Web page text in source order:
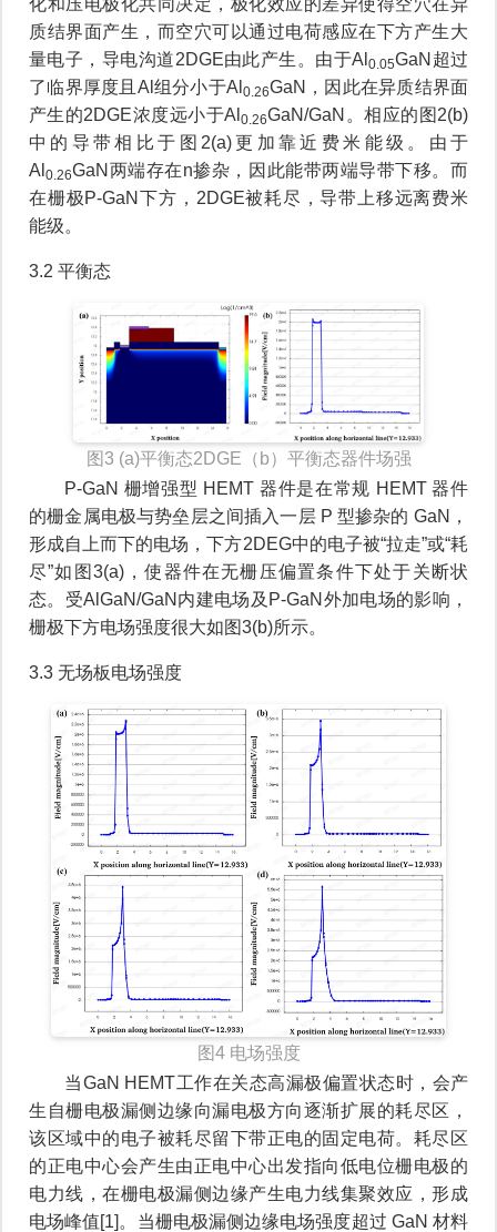
化和压电极化共同决定，极化效应的差异使得空穴在异
质结界面产生，而空穴可以通过电荷感应在下方产生大
量电子，导电沟道2DGE由此产生。由于Al0.05GaN超过
了临界厚度且Al组分小于Al 0.26GaN，因此在异质结界面
产生的2DGE浓度远小于Al0.26GaN/GaN。相应的图2(b)
中的导带相比于图2(a)更加靠近费米能级。由于
Al 0.26GaN两端存在n掺杂，因此能带两端导带下移。而
在栅极P-GaN下方，2DGE被耗尽，导带上移远离费米
能级。
3.2 平衡态
图3 (a)平衡态2DGE（b）平衡态器件场强
P-GaN 栅增强型 HEMT 器件是在常规 HEMT 器件
的栅金属电极与势垒层之间插入一层 P 型掺杂的 GaN，
形成自上而下的电场，下方2DEG中的电子被“拉走”或“耗
尽”如图3(a)，使器件在无栅压偏置条件下处于关断状
态。受AlGaN/GaN内建电场及P-GaN外加电场的影响，
栅极下方电场强度很大如图3(b)所示。
3.3 无场板电场强度
图4 电场强度
当GaN HEMT工作在关态高漏极偏置状态时，会产
生自栅电极漏侧边缘向漏电极方向逐渐扩展的耗尽区，
该区域中的电子被耗尽留下带正电的固定电荷。耗尽区
的正电中心会产生由正电中心出发指向低电位栅电极的
电力线，在栅电极漏侧边缘产生电力线集聚效应，形成
电场峰值[1]。当栅电极漏侧边缘电场强度超过 GaN 材料